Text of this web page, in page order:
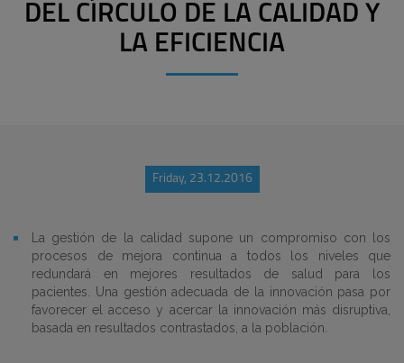
DEL CÍRCULO DE LA CALIDAD Y
LA EFICIENCIA
Friday, 23.12.2016
La gestión de la calidad supone un compromiso con los
procesos de mejora continua a todos los niveles que
redundará en mejores resultados de salud para los
pacientes. Una gestión adecuada de la innovación pasa por
favorecer el acceso y acercar la innovación más disruptiva,
basada en resultados contrastados, a la población.